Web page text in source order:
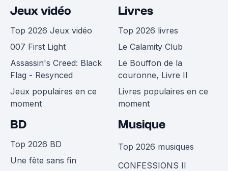
Jeux vidéo
Top 2026 Jeux vidéo
007 First Light
Assassin's Creed: Black
Flag - Resynced
Jeux populaires en ce
moment
Livres
Top 2026 livres
Le Calamity Club
Le Bouffon de la
couronne, Livre II
Livres populaires en ce
moment
BD
Top 2026 BD
Une fête sans fin
Musique
Top 2026 musiques
CONFESSIONS II